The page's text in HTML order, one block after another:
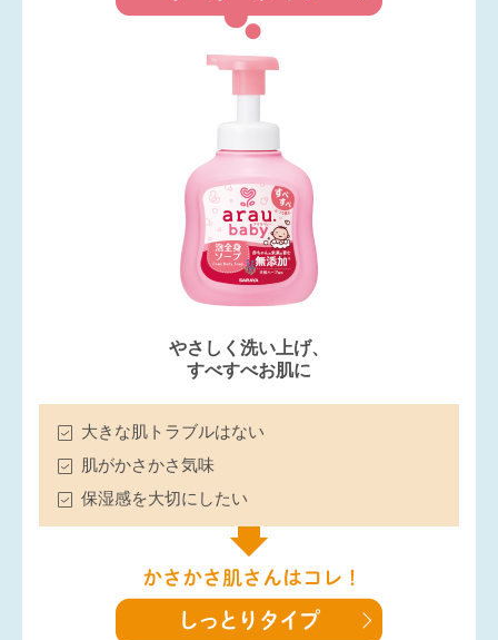
やさしく洗い上げ、
すべすべお肌に
大きな肌トラブルはない
肌がかさかさ気味
保湿感を大切にしたい